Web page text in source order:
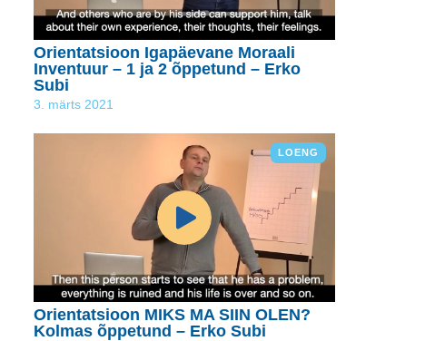
Orientatsioon Igapäevane Moraali
Inventuur – 1 ja 2 õppetund – Erko
Subi
3. märts 2021
LOENG
Orientatsioon MIKS MA SIIN OLEN?
Kolmas õppetund – Erko Subi